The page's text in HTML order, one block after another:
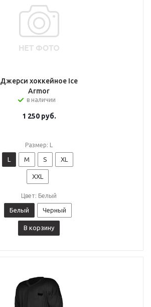
Джерси хоккейное Ice
Armor
в наличии
1 250руб.
Размер: L
L M S XL
XXL
Цвет: Белый
Белый Черный
В корзину